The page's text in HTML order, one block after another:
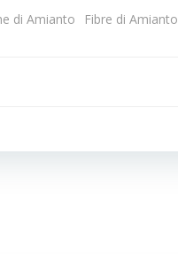
di Amianto Fibre di Amianto